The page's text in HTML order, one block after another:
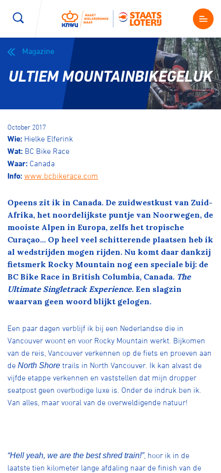
Kenniscentrum
Magazine
Nieuws
Shop
Contact
Over ons
Lid worden
Magazine
ULTIEM MOUNTAINBIKEGELUK
October 2017
Wie: Hielke Elferink
Wat: BC Bike Race
Waar: Canada
Info: www.bcbikerace.com
Opeens zit ik in Canada. De zuidwestkust van Zuid-
Afrika, het noordelijkste puntje van Noorwegen, de
mooiste Alpen in Europa, zelfs het tropische
Curaçao… Op heel veel schitterende plaatsen heb ik
al wedstrijden mogen rijden. Nu komt daar dankzij
fietsmerk Rocky Mountain nog een speciale bij: de
BC Bike Race in British Columbia, Canada. The
Ultimate Singletrack Experience. Een slagzin
waarvan geen woord blijkt gelogen.
Een paar dagen verblijf ik bij een Nederlandse die in
Vancouver woont en voor Rocky Mountain werkt. Bijkomen
van de reis, Vancouver verkennen op de fiets en proeven aan
de North Shore trails in North Vancouver. Ik kan alvast de
vijfde etappe verkennen en vaststellen dat mijn dropper
seatpost geen overbodige luxe is. Onder de indruk ben ik.
Van alles, maar vooral van de overweldigende natuur!
“Hell yeah, we are the best shred train!”, hoor ik in de
laatste tien kilometer lange afdaling naar de finish van de
Wegwielrennen Mountainbiken
E-Racing
Baanwielrennen
BMX freestyle
Veldrijden Biketrial
Pumptrack Fixed gear